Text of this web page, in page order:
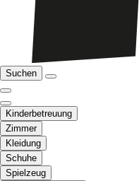
Suchen
Kinderbetreuung
Zimmer
Kleidung
Schuhe
Spielzeug